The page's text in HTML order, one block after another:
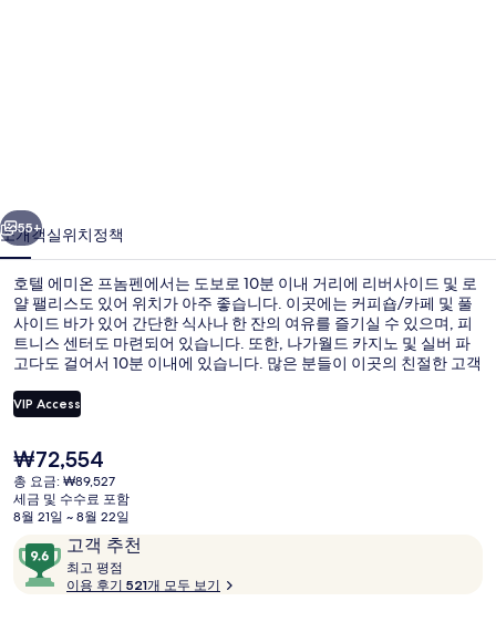
펜
의
사
진
갤
러
55+
소개객실위치정책
호텔 에미온 프놈펜에서는 도보로 10분 이내 거리에 리버사이드 및 로
얄 팰리스도 있어 위치가 아주 좋습니다. 이곳에는 커피숍/카페 및 풀
사이드 바가 있어 간단한 식사나 한 잔의 여유를 즐기실 수 있으며, 피
트니스 센터도 마련되어 있습니다. 또한, 나가월드 카지노 및 실버 파
고다도 걸어서 10분 이내에 있습니다. 많은 분들이 이곳의 친절한 고객
VIP Access
현
재
가
격
₩72,554
₩72,554
총 요금: ₩89,527
세금 및 수수료 포함
8월 21일 ~ 8월 22일
이
용
후
고객 추천
10
점
만
최고 평점
고
이용 후기 521개 모두 보기